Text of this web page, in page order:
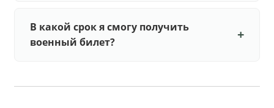
В какой срок я смогу получить
военный билет?